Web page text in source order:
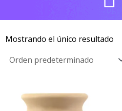
Mostrando el único resultado